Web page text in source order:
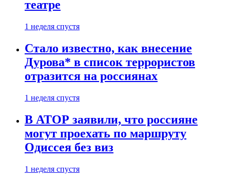
театре
1 неделя спустя
Стало известно, как внесение
Дурова* в список террористов
отразится на россиянах
1 неделя спустя
В АТОР заявили, что россияне
могут проехать по маршруту
Одиссея без виз
1 неделя спустя